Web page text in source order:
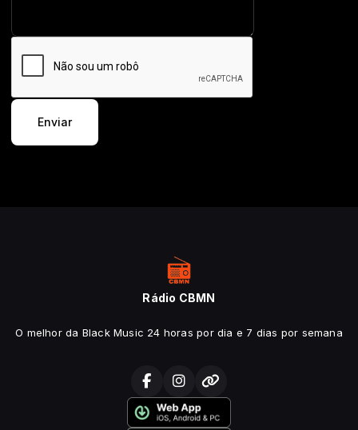
Enviar
Rádio CBMN
O melhor da Black Music 24 horas por dia e 7 dias por semana